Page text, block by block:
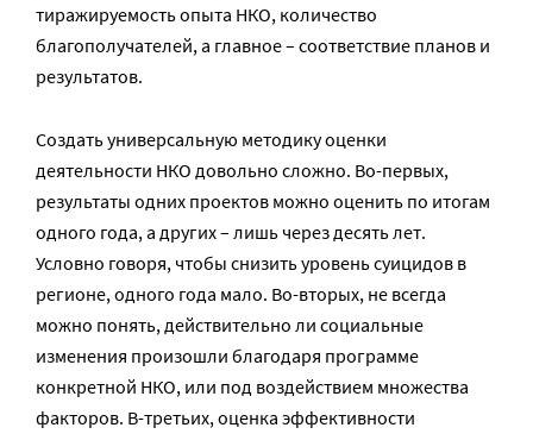
тиражируемость опыта НКО, количество
благополучателей, а главное – соответствие планов и
результатов.
Создать универсальную методику оценки
деятельности НКО довольно сложно. Во-первых,
результаты одних проектов можно оценить по итогам
одного года, а других – лишь через десять лет.
Условно говоря, чтобы снизить уровень суицидов в
регионе, одного года мало. Во-вторых, не всегда
можно понять, действительно ли социальные
изменения произошли благодаря программе
конкретной НКО, или под воздействием множества
факторов. В-третьих, оценка эффективности